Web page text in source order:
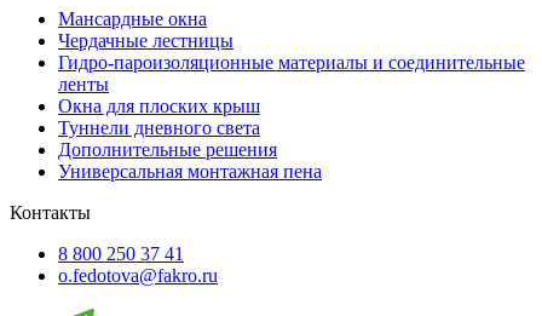
Мансардные окна
Чердачные лестницы
Гидро-пароизоляционные материалы и соединительные
ленты
Окна для плоских крыш
Туннели дневного света
Дополнительные решения
Универсальная монтажная пена
Контакты
8 800 250 37 41
o.fedotova@fakro.ru